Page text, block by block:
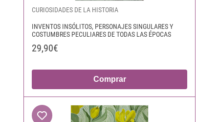
CURIOSIDADES DE LA HISTORIA
INVENTOS INSÓLITOS, PERSONAJES SINGULARES Y
COSTUMBRES PECULIARES DE TODAS LAS ÉPOCAS
29,90€
Comprar